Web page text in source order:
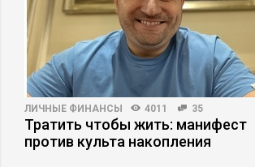
ЛИЧНЫЕ ФИНАНСЫ 4011 35
Тратить чтобы жить: манифест
против культа накопления